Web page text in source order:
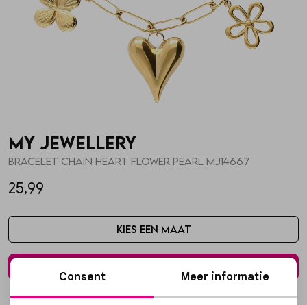
Blazers & gilets
Rokken
Sets
Jumpsuits & playsuits
Enkelbandjes
Overige Sieraden
Petten & Mutsen
Woonaccessoires
Overige Accessoires
My Jewellery
Bracelet chain heart flower pearl MJ14667
25,99
Kies een maat
Consent Meer informatie